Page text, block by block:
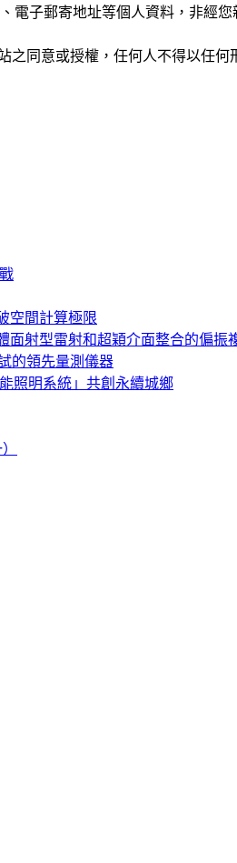
電子郵寄地址等個人資料，非經
之同意或授權，任何人不得以任
空間計算極限
射型雷射和超穎介面整合的偏振
的領先量測儀器
照明系統」共創永續城鄉